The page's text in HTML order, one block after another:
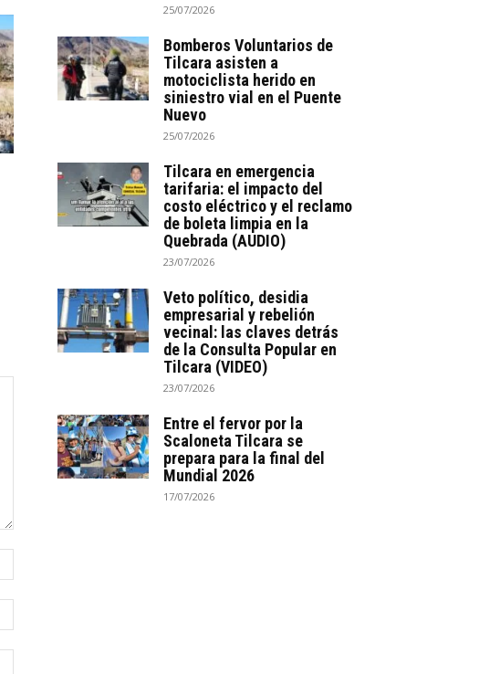
electrónico:*
25/07/2026
Bomberos Voluntarios de
Tilcara asisten a
motociclista herido en
siniestro vial en el Puente
Nuevo
25/07/2026
Tilcara en emergencia
tarifaria: el impacto del
costo eléctrico y el reclamo
de boleta limpia en la
Quebrada (AUDIO)
23/07/2026
Veto político, desidia
empresarial y rebelión
vecinal: las claves detrás
de la Consulta Popular en
Tilcara (VIDEO)
23/07/2026
Entre el fervor por la
Scaloneta Tilcara se
prepara para la final del
Mundial 2026
17/07/2026